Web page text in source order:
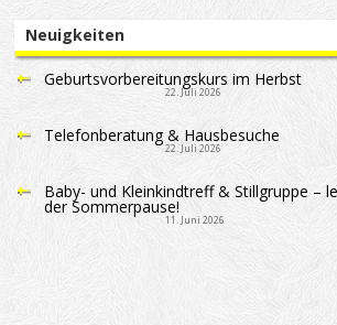
Neuigkeiten
Geburtsvorbereitungskurs im Herbst
22. Juli 2026
Telefonberatung & Hausbesuche
22. Juli 2026
Baby- und Kleinkindtreff & Stillgruppe –
der Sommerpause!
11. Juni 2026